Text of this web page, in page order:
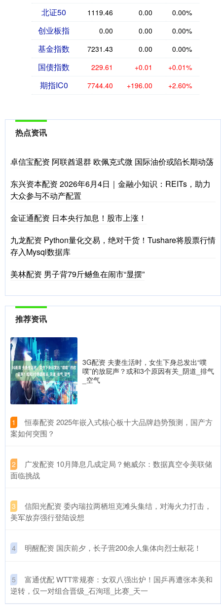
北证50 1119.46 0.00 0.00%
创业板指 0.00 0.00 0.00%
基金指数 7231.43 0.00 0.00%
国债指数 229.61 +0.01 +0.01%
期指IC0 7744.40 +196.00 +2.60%
热点资讯
卓信宝配资 阿联酋退群 欧佩克式微 国际油价或陷长期动荡
东兴资本配资 2026年6月4日｜金融小知识：REITs，助力
大众参与不动产配置
金证通配资 日本央行加息！股市上涨！
九龙配资 Python量化交易，绝对干货！Tushare将股票行情
存入Mysql数据库
美林配资 男子背79斤鳡鱼在闹市“显摆”
推荐资讯
3G配资 夫妻生活时，女生下身总发出“噗
噗”的放屁声？或和3个原因有关_阴道_排气
_空气
1
​恒泰配资 2025年嵌入式核心板十大品牌趋势预测，国产方
案如何突围？
2
​广发配资 10月降息几成定局？鲍威尔：数据真空令美联储
面临挑战
3
​信阳光配资 委内瑞拉两栖坦克滩头集结，对海火力打击，
美军放弃强行登陆设想
4 ​明醒配资 国庆前夕，长子营200余人集体向烈士献花！
5
​富通优配 WTT常规赛：女双八强出炉！国乒再遭张本美和
逆转，仅一对组合晋级_石洵瑶_比赛_天一